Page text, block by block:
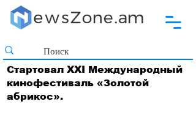
Стартовал XXI Международный
кинофестиваль «Золотой
абрикос».